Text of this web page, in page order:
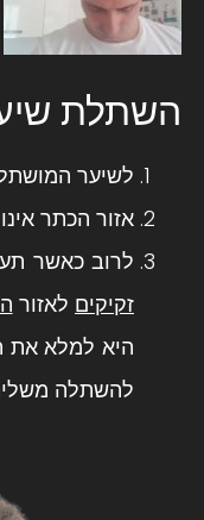
השתלת
לשיער
אזור הכתר
לרוב כאשר
זקיקים לאזור
היא למלא את
להשתלה